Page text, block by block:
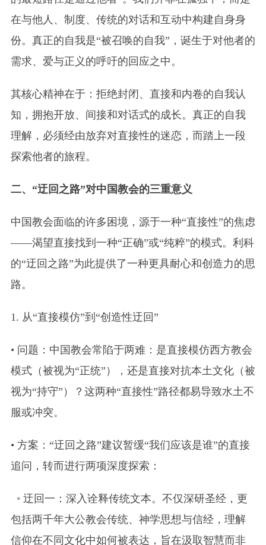
在与他人、制度、传统的对话和互动中构建自身身
份。真正的自我是“被召唤的自我”，诞生于对他者的
需求、爱与正义的呼吁的回应之中。
其核心精神在于：拒绝封闭、直接和内卷的自我认
知，拥抱开放、间接和对话式的成长。真正的自我
理解，必须经由放弃对直接性的迷恋，而踏上一段
探索他者的旅程。
二、“迂回之路”对中国教会的三重意义
中国教会面临的许多困境，源于一种“直接性”的焦虑
——渴望直接找到一种“正确”或“纯粹”的模式。利科
的“迂回之路”为此提供了一种更具耐心和创造力的思
路。
1. 从“直接模仿”到“创造性迂回”
• 问题：中国教会常陷于两难：是直接模仿西方教会
模式（被视为“正统”），还是直接对抗本土文化（被
视为“持守”）？这两种“直接性”路径都易导致水土不
服或冲突。
• 方案：“迂回之路”建议暂缓“我们应该是谁”的直接
追问，转而进行两项深度探索：
◦ 迂回一：深入诠释传统文本。不仅深研圣经，更
包括两千年大公教会传统、神学思想与信经，理解
信仰在不同文化中如何被表达，旨在汲取智慧而非